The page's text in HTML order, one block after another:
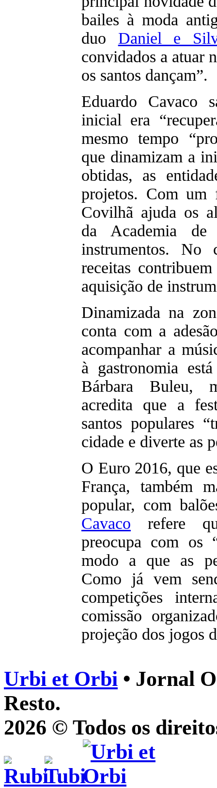
bailes à moda
duo Daniel e
convidados a atuar
os santos dançam”.
Eduardo Cavaco
inicial era
mesmo tempo
que dinamizam a
obtidas, as
projetos. Com um
Covilhã ajuda os
da Academia
instrumentos. No
receitas
aquisição de
Dinamizada na
conta com a
acompanhar a
à gastronomia
Bárbara Buleu,
acredita que a
santos populares
cidade e diverte as
O Euro 2016, que
França, também
popular, com
Cavaco refere
preocupa com os
modo a que as
Como já vem
competições
comissão
projeção dos jogos
Urbi et Orbi • Jornal
Resto.
2026 © Todos os